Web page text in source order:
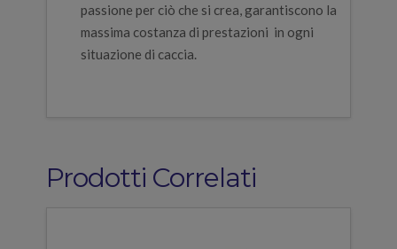
passione per ciò che si crea, garantiscono la
massima costanza di prestazioni in ogni
situazione di caccia.
Prodotti Correlati